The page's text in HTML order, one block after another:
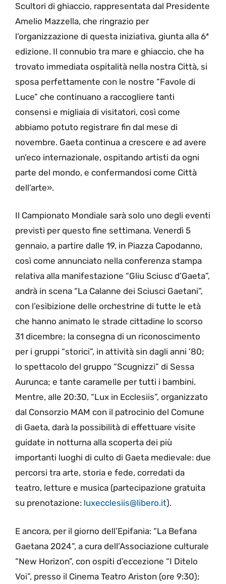
Scultori di ghiaccio, rappresentata dal Presidente
Amelio Mazzella, che ringrazio per
l’organizzazione di questa iniziativa, giunta alla 6ª
edizione. Il connubio tra mare e ghiaccio, che ha
trovato immediata ospitalità nella nostra Città, si
sposa perfettamente con le nostre “Favole di
Luce” che continuano a raccogliere tanti
consensi e migliaia di visitatori, così come
abbiamo potuto registrare fin dal mese di
novembre. Gaeta continua a crescere e ad avere
un’eco internazionale, ospitando artisti da ogni
parte del mondo, e confermandosi come Città
dell’arte».
Il Campionato Mondiale sarà solo uno degli eventi
previsti per questo fine settimana. Venerdì 5
gennaio, a partire dalle 19, in Piazza Capodanno,
così come annunciato nella conferenza stampa
relativa alla manifestazione “Gliu Sciusc d’Gaeta”,
andrà in scena “La Calanne dei Sciusci Gaetani”,
con l’esibizione delle orchestrine di tutte le età
che hanno animato le strade cittadine lo scorso
31 dicembre; la consegna di un riconoscimento
per i gruppi “storici”, in attività sin dagli anni ’80;
lo spettacolo del gruppo “Scugnizzi” di Sessa
Aurunca; e tante caramelle per tutti i bambini.
Mentre, alle 20:30, “Lux in Ecclesiis”, organizzato
dal Consorzio MAM con il patrocinio del Comune
di Gaeta, darà la possibilità di effettuare visite
guidate in notturna alla scoperta dei più
importanti luoghi di culto di Gaeta medievale: due
percorsi tra arte, storia e fede, corredati da
teatro, letture e musica (partecipazione gratuita
su prenotazione: luxecclesiis@libero.it).
E ancora, per il giorno dell’Epifania: “La Befana
Gaetana 2024”, a cura dell’Associazione culturale
“New Horizon”, con ospiti d’eccezione “I Ditelo
Voi”, presso il Cinema Teatro Ariston (ore 9:30);